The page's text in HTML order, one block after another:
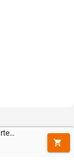
Kupplungskeilriemen 3L-28 für WOLF Garten - Rasenmäher mit Antrieb A 420 AHW (12A-LV5N650 (2016) - Getriebe